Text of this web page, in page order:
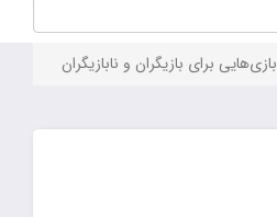
بازی‌هایی برای بازیگران و نابازیگران